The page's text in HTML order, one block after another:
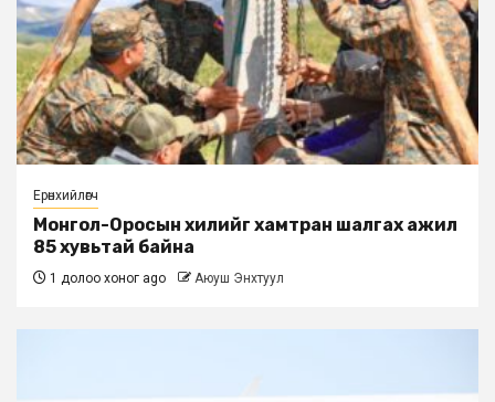
Ерөнхийлөгч
Монгол-Оросын хилийг хамтран шалгах ажил
85 хувьтай байна
1 долоо хоног ago Аюуш Энхтуул